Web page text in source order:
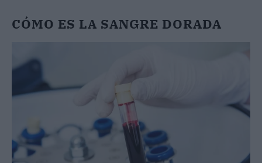
CÓMO ES LA SANGRE DORADA